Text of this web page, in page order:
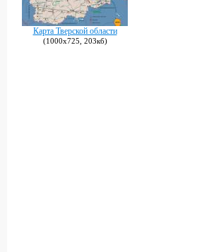
Карта Тверской области
(1000х725, 203кб)